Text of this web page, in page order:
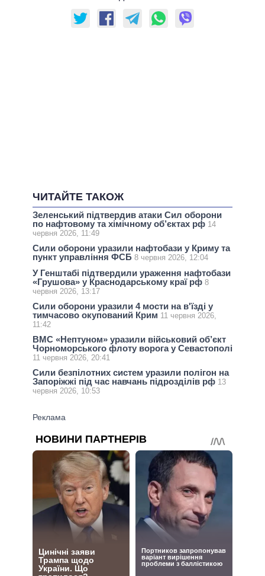
ЧИТАЙТЕ ТАКОЖ
Зеленський підтвердив атаки Сил оборони
по нафтовому та хімічному об’єктах рф 14
червня 2026, 11:49
Сили оборони уразили нафтобази у Криму та
пункт управління ФСБ 8 червня 2026, 12:04
У Генштабі підтвердили ураження нафтобази
«Грушова» у Краснодарському краї рф 8
червня 2026, 13:17
Сили оборони уразили 4 мости на в'їзді у
тимчасово окупований Крим 11 червня 2026,
11:42
ВМС «Нептуном» уразили військовий об’єкт
Чорноморського флоту ворога у Севастополі
11 червня 2026, 20:41
Сили безпілотних систем уразили полігон на
Запоріжжі під час навчань підрозділів рф 13
червня 2026, 10:53